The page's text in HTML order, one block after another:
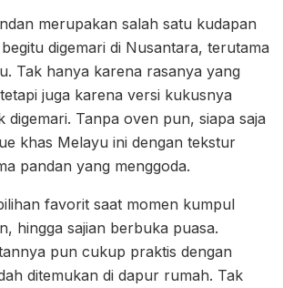
merupakan salah satu kudapan
digemari di Nusantara, terutama
Tak hanya karena rasanya yang
juga karena versi kukusnya
digemari. Tanpa oven pun, siapa saja
khas Melayu ini dengan tekstur
pandan yang menggoda.
favorit saat momen kumpul
hingga sajian berbuka puasa.
pun cukup praktis dengan
ditemukan di dapur rumah. Tak